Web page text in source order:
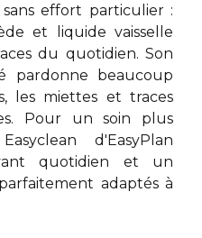
effort particulier :
et liquide vaisselle
du quotidien. Son
pardonne beaucoup
les miettes et traces
Pour un soin plus
d'EasyPlan
quotidien et un
adaptés à